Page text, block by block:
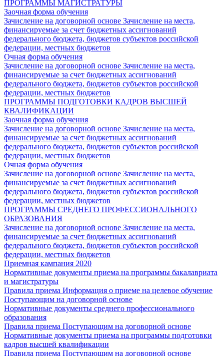
ПРОГРАММЫ МАГИСТРАТУРЫ
Заочная форма обучения
Зачисление на договорной основе Зачисление на места,
финансируемые за счет бюджетных ассигнований
федерального бюджета, бюджетов субъектов российской
федерации, местных бюджетов
Очная форма обучения
Зачисление на договорной основе Зачисление на места,
финансируемые за счет бюджетных ассигнований
федерального бюджета, бюджетов субъектов российской
федерации, местных бюджетов
ПРОГРАММЫ ПОДГОТОВКИ КАДРОВ ВЫСШЕЙ
КВАЛИФИКАЦИИ
Заочная форма обучения
Зачисление на договорной основе Зачисление на места,
финансируемые за счет бюджетных ассигнований
федерального бюджета, бюджетов субъектов российской
федерации, местных бюджетов
Очная форма обучения
Зачисление на договорной основе Зачисление на места,
финансируемые за счет бюджетных ассигнований
федерального бюджета, бюджетов субъектов российской
федерации, местных бюджетов
ПРОГРАММЫ СРЕДНЕГО ПРОФЕССИОНАЛЬНОГО
ОБРАЗОВАНИЯ
Зачисление на договорной основе Зачисление на места,
финансируемые за счет бюджетных ассигнований
федерального бюджета, бюджетов субъектов российской
федерации, местных бюджетов
Приемная кампания 2020
Нормативные документы приема на программы бакалавриата
и магистратуры
Правила приема Информация о приеме на целевое обучение
Поступающим на договорной основе
Нормативные документы среднего профессионального
образования
Правила приема Поступающим на договорной основе
Нормативные документы приема на программы подготовки
кадров высшей квалификации
Правила приема Поступающим на договорной основе